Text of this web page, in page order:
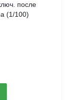
после
(1/100)